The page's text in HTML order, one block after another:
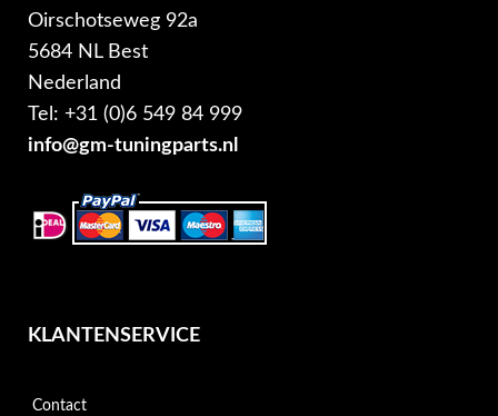
Oirschotseweg 92a
5684 NL Best
Nederland
Tel: +31 (0)6 549 84 999
info@gm-tuningparts.nl
KLANTENSERVICE
Contact